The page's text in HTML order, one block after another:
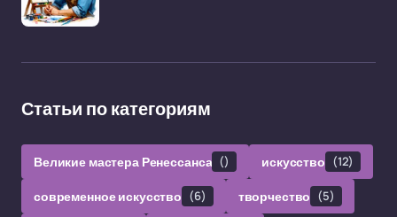
Статьи по категориям
Великие мастера Ренессанса () искусство (12)
современное искусство (6) творчество (5)